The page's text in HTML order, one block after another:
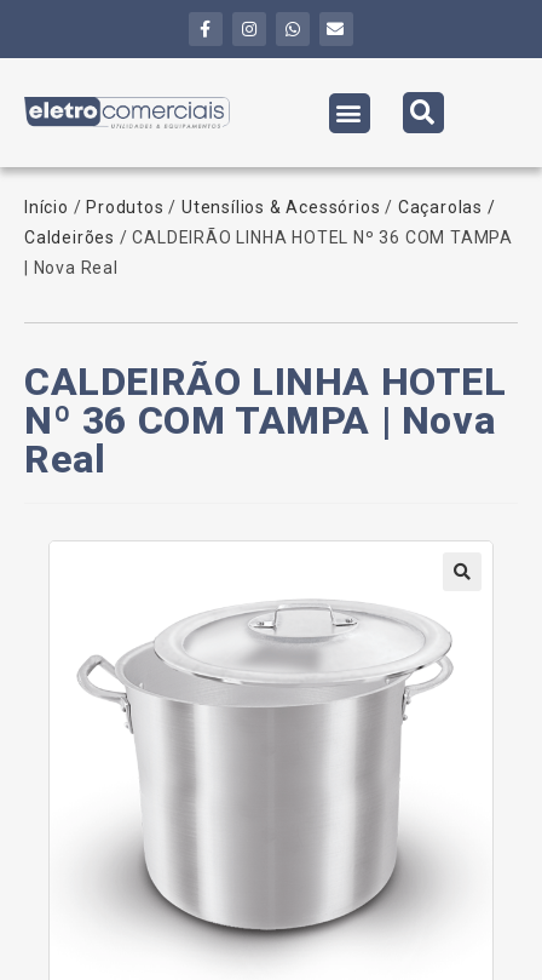
Início / Produtos /Utensílios & Acessórios / Caçarolas /
Caldeirões / CALDEIRÃO LINHA HOTEL Nº 36 COM TAMPA
| Nova Real
CALDEIRÃO LINHA HOTEL
Nº 36 COM TAMPA | Nova
Real